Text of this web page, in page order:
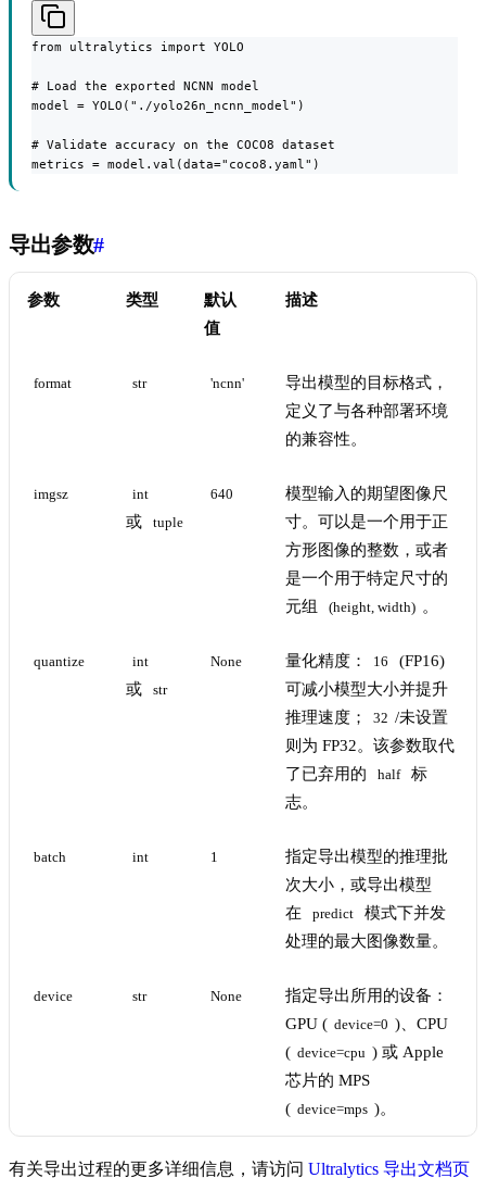
from ultralytics import YOLO
# Load the exported NCNN model
model = YOLO("./yolo26n_ncnn_model")
# Validate accuracy on the COCO8 dataset
metrics = model.val(data="coco8.yaml")
导出参数#
参数 类型
默认
值
描述
format str 'ncnn'
导出模型的目标格式，
定义了与各种部署环境
的兼容性。
imgsz int
或 tuple
640
模型输入的期望图像尺
寸。可以是一个用于正
方形图像的整数，或者
是一个用于特定尺寸的
元组
(height, width) 。
quantize int
或 str
None 量化精度： 16
(FP16)
可减小模型大小并提升
推理速度；
32 /未设置
则为 FP32。该参数取代
了已弃用的
half
标
志。
batch int 1
指定导出模型的推理批
次大小，或导出模型
在
predict
模式下并发
处理的最大图像数量。
device str None
指定导出所用的设备：
GPU ( device=0 )、CPU
( device=cpu ) 或 Apple
芯片的 MPS
( device=mps )。
有关导出过程的更多详细信息，请访问 Ultralytics 导出文档页